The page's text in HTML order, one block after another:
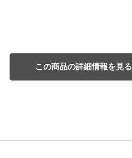
この商品の詳細情報を見る